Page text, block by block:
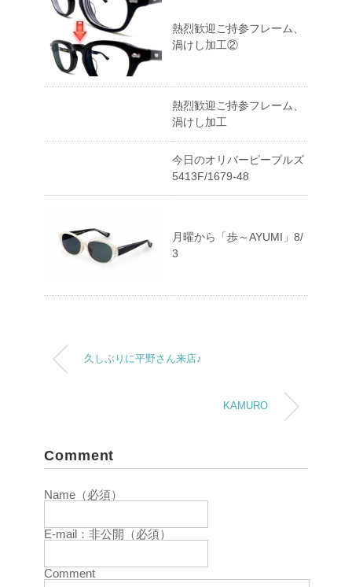
熱烈歓迎ご持参フレーム、
渦けし加工②
熱烈歓迎ご持参フレーム、
渦けし加工
今日のオリバーピープルズ
5413F/1679-48
月曜から「歩～AYUMI」8/
3
久しぶりに平野さん来店♪
KAMURO
Comment
Name（必須）
E-mail：非公開（必須）
Comment